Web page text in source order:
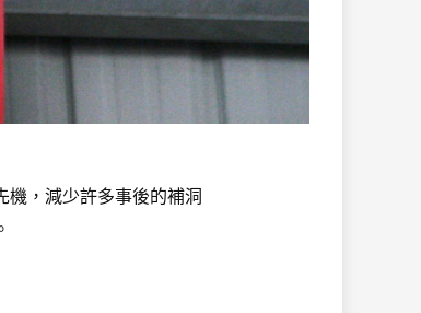
，減少許多事後的補洞